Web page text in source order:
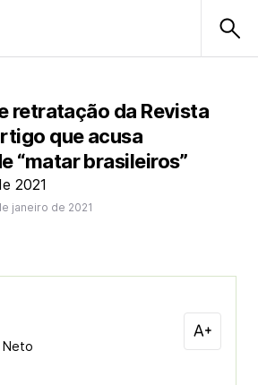
retratação da Revista
que acusa
“matar brasileiros”
2021
janeiro de 2021
Neto